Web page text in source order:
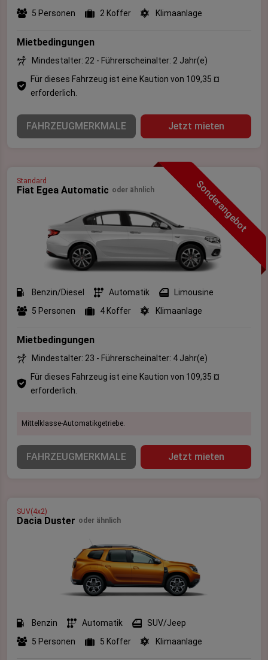
5 Personen
2 Koffer Klimaanlage
Mietbedingungen
Mindestalter: 22 - Führerscheinalter: 2 Jahr(e)
Für dieses Fahrzeug ist eine Kaution von 109,35 ¤
erforderlich.
FAHRZEUGMERKMALE Jetzt mieten
Sonderangebot
Standard
Fiat Egea Automatic oder ähnlich
Benzin/Diesel Automatik
Limousine
5 Personen
4 Koffer Klimaanlage
Mietbedingungen
Mindestalter: 23 - Führerscheinalter: 4 Jahr(e)
Für dieses Fahrzeug ist eine Kaution von 109,35 ¤
erforderlich.
Mittelklasse-Automatikgetriebe.
FAHRZEUGMERKMALE Jetzt mieten
SUV(4x2)
Dacia Duster oder ähnlich
Benzin Automatik
SUV/Jeep
5 Personen
5 Koffer Klimaanlage